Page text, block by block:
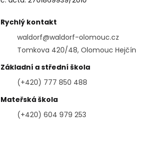
Rychlý kontakt
waldorf@waldorf-olomouc.cz
Tomkova 420/48, Olomouc Hejčín
Základní a střední škola
(+420) 777 850 488
Mateřská škola
(+420) 604 979 253